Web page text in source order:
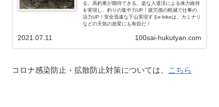
る。高釣果が期待できる。楽な入退渓による体力維持
を実現し、釣りの集中力UP！疲労感の軽減で仕事の
活力UP！安全迅速な下山実現するe-bikeは、カミナリ
などの天気の急変にも有効だ！
100sai-hukutyan.com
2021.07.11
コロナ感染防止・拡散防止対策については、 こちら